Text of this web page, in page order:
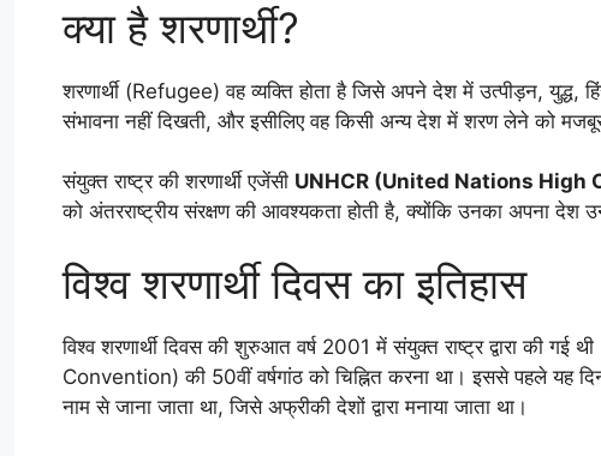
क्या है शरणार्थी?
शरणार्थी (Refugee) वह व्यक्ति होता है जिसे अपने देश में उत्पीड़न, युद्ध,
संभावना नहीं दिखती, और इसीलिए वह किसी अन्य देश में शरण लेने को मजबूर
संयुक्त राष्ट्र की शरणार्थी एजेंसी UNHCR (United Nations High
को अंतरराष्ट्रीय संरक्षण की आवश्यकता होती है, क्योंकि उनका अपना देश
विश्व शरणार्थी दिवस का इतिहास
विश्व शरणार्थी दिवस की शुरुआत वर्ष 2001 में संयुक्त राष्ट्र द्वारा की गई
Convention) की 50वीं वर्षगांठ को चिह्नित करना था। इससे पहले यह
नाम से जाना जाता था, जिसे अफ्रीकी देशों द्वारा मनाया जाता था।